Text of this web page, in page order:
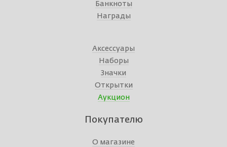
Банкноты
Награды
Аксессуары
Наборы
Значки
Открытки
Аукцион
Покупателю
О магазине